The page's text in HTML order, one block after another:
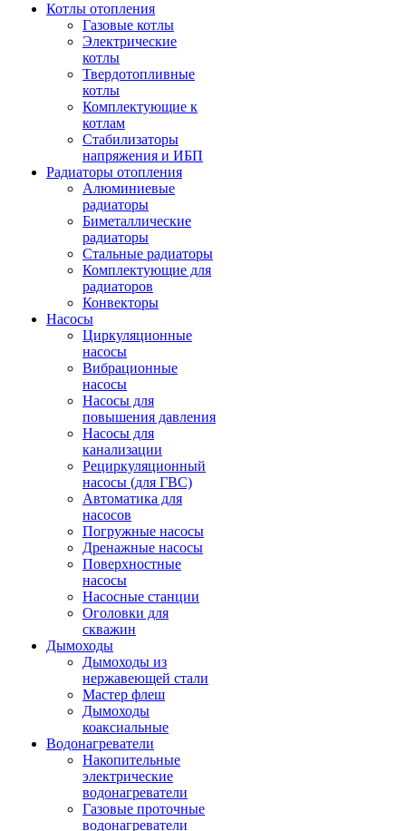
Котлы отопления
Газовые котлы
Электрические
котлы
Твердотопливные
котлы
Комплектующие к
котлам
Стабилизаторы
напряжения и ИБП
Радиаторы отопления
Алюминиевые
радиаторы
Биметаллические
радиаторы
Стальные радиаторы
Комплектующие для
радиаторов
Конвекторы
Насосы
Циркуляционные
насосы
Вибрационные
насосы
Насосы для
повышения давления
Насосы для
канализации
Рециркуляционный
насосы (для ГВС)
Автоматика для
насосов
Погружные насосы
Дренажные насосы
Поверхностные
насосы
Насосные станции
Оголовки для
скважин
Дымоходы
Дымоходы из
нержавеющей стали
Мастер флеш
Дымоходы
коаксиальные
Водонагреватели
Накопительные
электрические
водонагреватели
Газовые проточные
водонагреватели